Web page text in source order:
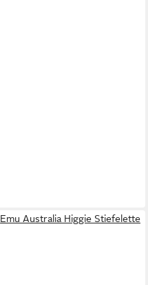
Emu Australia Higgie Stiefelette